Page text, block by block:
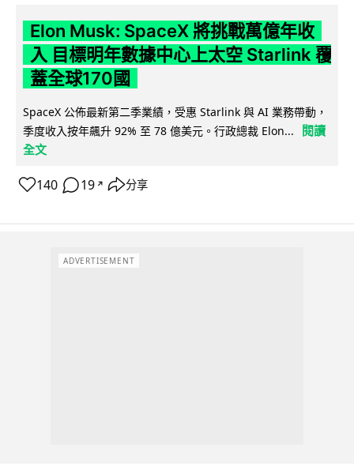
Elon Musk: SpaceX 將挑戰萬億年收
入 目標明年數據中心上太空 Starlink 覆
蓋全球170國
SpaceX 公佈最新第二季業績，受惠 Starlink 與 AI 業務帶動，
季度收入按年飆升 92% 至 78 億美元。行政總裁 Elon...
閱讀
全文
140 19 ↗ 分享
ADVERTISEMENT